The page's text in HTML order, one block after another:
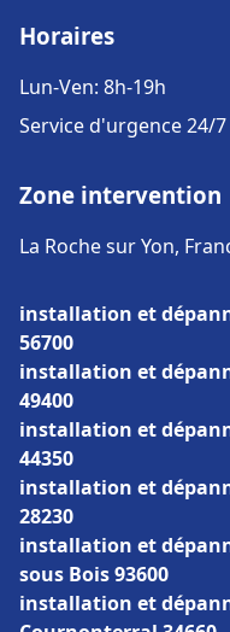
Horaires
Lun-Ven: 8h-19h
Service d'urgence 24/7
Zone intervention
La Roche sur Yon,
installation et
56700
installation et
49400
installation et
44350
installation et
28230
installation et
sous Bois 93600
installation et